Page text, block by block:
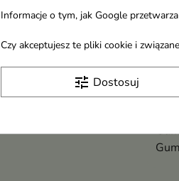
Informacje o tym, jak Google
Czy akceptujesz te pliki cookie i
tune Dostosuj